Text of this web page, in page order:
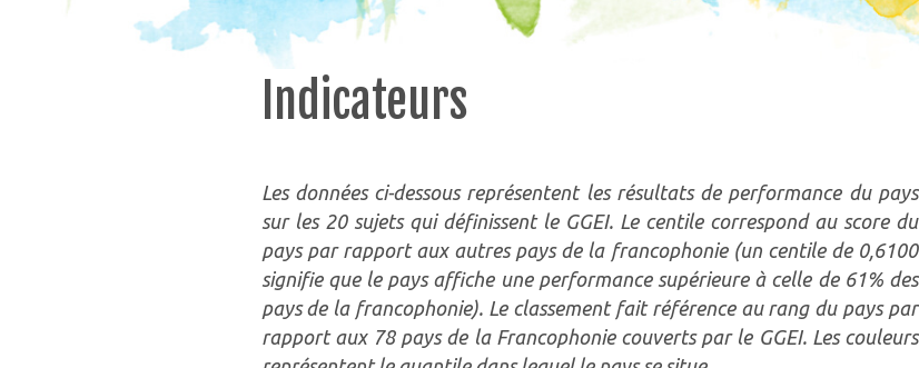
Indicateurs
Les données ci-dessous représentent les résultats de performance du pays
sur les 20 sujets qui définissent le GGEI. Le centile correspond au score du
pays par rapport aux autres pays de la francophonie (un centile de 0,6100
signifie que le pays affiche une performance supérieure à celle de 61% des
pays de la francophonie). Le classement fait référence au rang du pays par
rapport aux 78 pays de la Francophonie couverts par le GGEI. Les couleurs